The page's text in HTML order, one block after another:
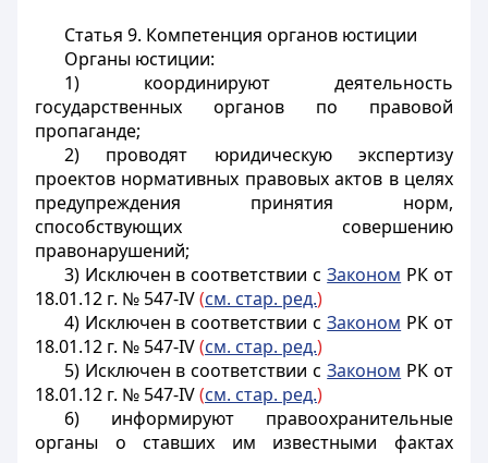
Статья 9. Компетенция органов юстиции
Органы юстиции:
1) координируют деятельность
государственных органов по правовой
пропаганде;
2) проводят юридическую экспертизу
проектов нормативных правовых актов в целях
предупреждения принятия норм,
способствующих совершению
правонарушений;
3) Исключен в соответствии сЗаконом РК от
18.01.12 г. № 547-IV(см. стар. ред.)
4) Исключен в соответствии сЗаконом РК от
18.01.12 г. № 547-IV(см. стар. ред.)
5) Исключен в соответствии сЗаконом РК от
18.01.12 г. № 547-IV(см. стар. ред.)
6) информируют правоохранительные
органы о ставших им известными фактах